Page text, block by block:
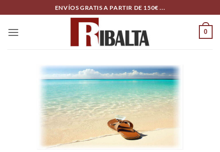
to
content
ENVÍOS GRATIS A PARTIR DE 150€ ...
0